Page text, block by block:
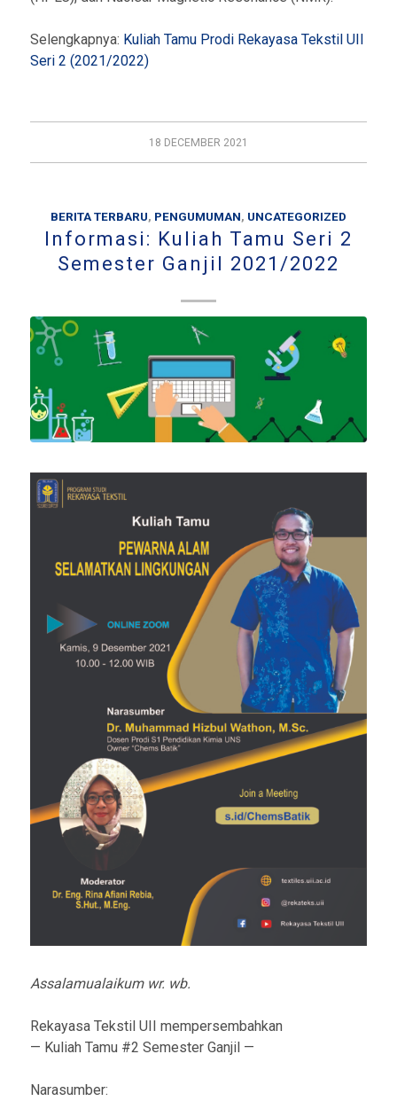
Selengkapnya: Kuliah Tamu Prodi Rekayasa Tekstil UII
Seri 2 (2021/2022)
18 DECEMBER 2021
BERITA TERBARU, PENGUMUMAN, UNCATEGORIZED
Informasi: Kuliah Tamu Seri 2
Semester Ganjil 2021/2022
Assalamualaikum wr. wb.
Rekayasa Tekstil UII mempersembahkan
— Kuliah Tamu #2 Semester Ganjil —
Narasumber: